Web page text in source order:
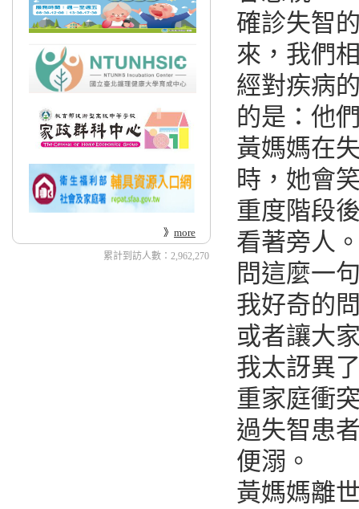
》 more
累計到訪人數：2,962,270
確診失智
來，我們
經對疾病
的是：他
黃媽媽在
時，她會
重度階段
看著旁人
問這麼一
我好奇的
或者讓大
我太訝異
重家庭衝
過失智患
便溺。
黃媽媽離